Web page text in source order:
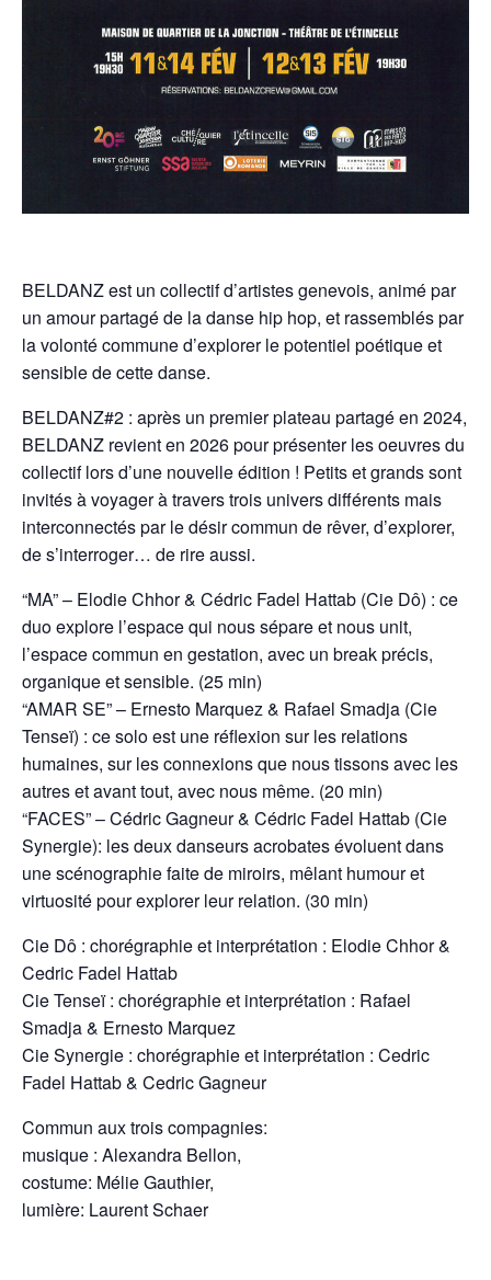
BELDANZ est un collectif d’artistes genevois, animé par
un amour partagé de la danse hip hop, et rassemblés par
la volonté commune d’explorer le potentiel poétique et
sensible de cette danse.
BELDANZ#2 : après un premier plateau partagé en 2024,
BELDANZ revient en 2026 pour présenter les oeuvres du
collectif lors d’une nouvelle édition ! Petits et grands sont
invités à voyager à travers trois univers différents mais
interconnectés par le désir commun de rêver, d’explorer,
de s’interroger… de rire aussi.
“MA” – Elodie Chhor & Cédric Fadel Hattab (Cie Dô) : ce
duo explore l’espace qui nous sépare et nous unit,
l’espace commun en gestation, avec un break précis,
organique et sensible. (25 min)
“AMAR SE” – Ernesto Marquez & Rafael Smadja (Cie
Tenseï) : ce solo est une réflexion sur les relations
humaines, sur les connexions que nous tissons avec les
autres et avant tout, avec nous même. (20 min)
“FACES” – Cédric Gagneur & Cédric Fadel Hattab (Cie
Synergie): les deux danseurs acrobates évoluent dans
une scénographie faite de miroirs, mêlant humour et
virtuosité pour explorer leur relation. (30 min)
Cie Dô : chorégraphie et interprétation : Elodie Chhor &
Cedric Fadel Hattab
Cie Tenseï : chorégraphie et interprétation : Rafael
Smadja & Ernesto Marquez
Cie Synergie : chorégraphie et interprétation : Cedric
Fadel Hattab & Cedric Gagneur
Commun aux trois compagnies:
musique : Alexandra Bellon,
costume: Mélie Gauthier,
lumière: Laurent Schaer